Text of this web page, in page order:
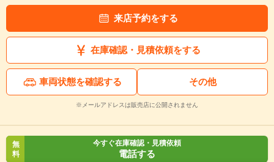
来店予約をする
在庫確認・見積依頼をする
車両状態を確認する その他
※メールアドレスは販売店に公開されません
無
料
今すぐ在庫確認・見積依頼
電話する